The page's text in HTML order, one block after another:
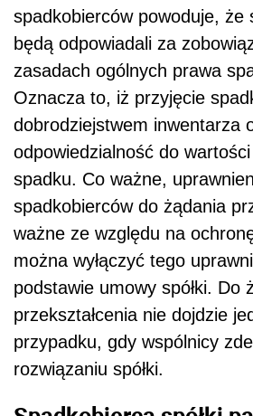
spadkobierców powoduje, że
będą odpowiadali za
zasadach ogólnych prawa
Oznacza to, iż przyjęcie
dobrodziejstwem inwentarza
odpowiedzialność do
spadku. Co ważne,
spadkobierców do żądania
ważne ze względu na
można wyłączyć tego
podstawie umowy spółki. Do
przekształcenia nie dojdzie
przypadku, gdy wspólnicy
rozwiązaniu spółki.